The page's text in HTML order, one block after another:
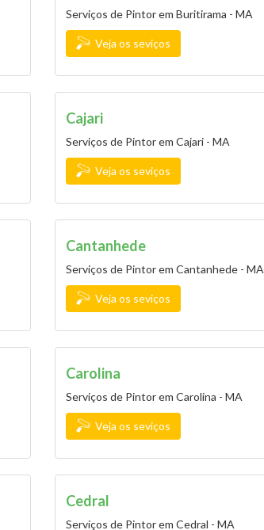
Serviços de Pintor em Buritirama - MA
Veja os seviços
Cajari
Serviços de Pintor em Cajari - MA
Veja os seviços
Cantanhede
Serviços de Pintor em Cantanhede - MA
Veja os seviços
Carolina
Serviços de Pintor em Carolina - MA
Veja os seviços
Cedral
Serviços de Pintor em Cedral - MA